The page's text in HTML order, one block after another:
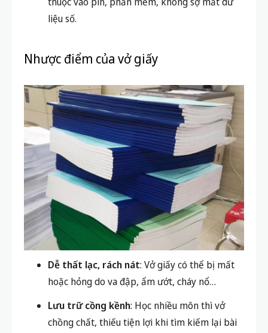
Không bị xao nhãng bởi thiết bị số
phân tâm hay giải trí ngoài ý muốn.
duy, đánh dấu, viết các ghi chú cá nhân mọi lúc
– kể cả khi mất điện.
Không lo lỗi kỹ thuật: Vở giấy không phụ
thuộc vào pin, phần mềm, không sợ mất dữ
liệu số.
Nhược điểm của vở giấy